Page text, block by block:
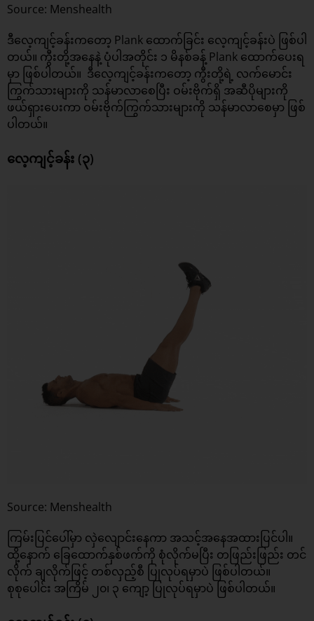
Source: Menshealth
ဒီလေ့ကျင့်ခန်းကတော့ Plank ထောက်ခြင်း လေ့ကျင့်ခန်းပဲ ဖြစ်ပါ
တယ်။ ကွီးတို့အနေနဲ့ ပုံပါအတိုင်း ၁ မိနစ်ခန့် Plank ထောက်ပေးရ
မှာ ဖြစ်ပါတယ်။ ဒီလေ့ကျင့်ခန်းကတော့ ကွီးတို့ရဲ့ လက်မောင်း
ကြွက်သားများကို သန်မာလာစေပြီး ဝမ်းဗိုက်ရှိ အဆီပိုများကို
ဖယ်ရှားပေးကာ ဝမ်းဗိုက်ကြွက်သားများကို သန်မာလာစေမှာ ဖြစ်
ပါတယ်။
လေ့ကျင့်ခန်း (၃)
Source: Menshealth
ကြမ်းပြင်ပေါ်မှာ လှဲလျောင်းနေကာ အသင့်အနေအထားပြင်ပါ။
ထို့နောက် ခြေထောက်နှစ်ဖက်ကို စုံလိုက်မပြီး တဖြည်းဖြည်း တင်
လိုက် ချလိုက်ဖြင့် တစ်လှည့်စီ ပြုလုပ်ရမှာပဲ ဖြစ်ပါတယ်။
စုစုပေါင်း အကြိမ် ၂၀၊ ၃ ကျော့ ပြုလုပ်ရမှာပဲ ဖြစ်ပါတယ်။